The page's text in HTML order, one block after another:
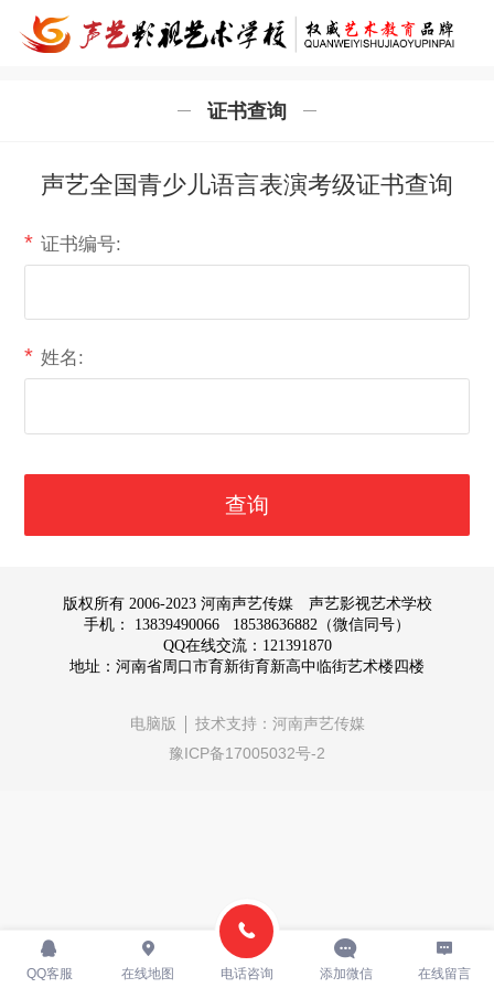
证书查询
声艺全国青少儿语言表演考级证书查询
* 证书编号:
* 姓名:
查询
版权所有 2006-2023 河南声艺传媒 声艺影视艺术学校
手机： 13839490066 18538636882（微信同号）
QQ在线交流：121391870
地址：河南省周口市育新街育新高中临街艺术楼四楼
电脑版 技术支持： 河南声艺传媒
豫ICP备17005032号-2
QQ客服 在线地图 电话咨询 添加微信 在线留言